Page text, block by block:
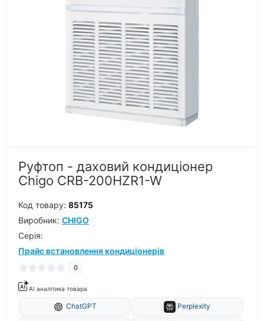
Руфтоп - даховий кондиціонер
Chigo CRB-200HZR1-W
Код товару: 85175
Виробник: CHIGO
Серiя:
Прайс встановлення кондиціонерів
0
AI аналітика товара
ChatGPT Perplexity